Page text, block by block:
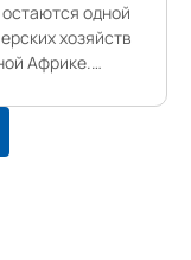
одной
хозяйств
Африке.
установила на
из
и дизельного